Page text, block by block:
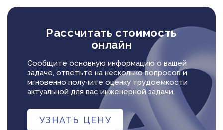
Рассчитать стоимость
онлайн
Сообщите основную информацию о вашей
задаче, ответьте на несколько вопросов и
мгновенно получите оценку трудоемкости
актуальной для вас инженерной задачи.
УЗНАТЬ ЦЕНУ